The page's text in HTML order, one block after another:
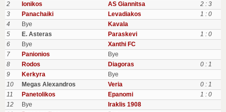
2
Ionikos AS Giannitsa
2 : 3
3
Panachaiki Levadiakos
1 : 0
4
Bye
Kavala
5
E. Asteras Paraskevi
1 : 0
6
Bye
Xanthi FC
7
Panionios
Bye
8
Rodos Diagoras
0 : 1
9
Kerkyra
Bye
10
Megas Alexandros Veria
0 : 1
11
Panetolikos Epanomi
1 : 0
12
Bye
Iraklis 1908